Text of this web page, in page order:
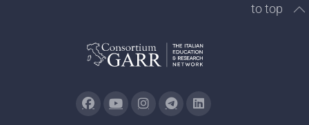
to top